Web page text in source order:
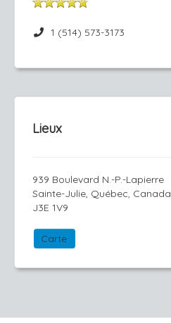
1 (514) 573-3173
Lieux
939 Boulevard N.-P.-Lapierre
Sainte-Julie, Québec, Canada
J3E 1V9
Carte